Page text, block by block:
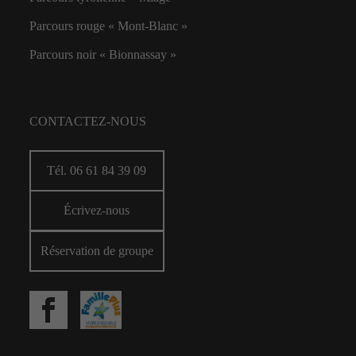
Parcours rouge « Mont-Blanc »
Parcours noir « Bionnassay »
CONTACTEZ-NOUS
Tél. 06 61 84 39 09
Écrivez-nous
Réservation de groupe